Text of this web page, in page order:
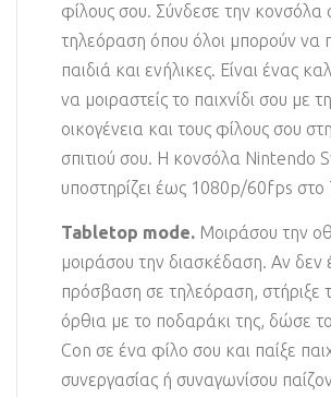
φίλους σου. Σύνδεσε την κονσόλα
τηλεόραση όπου όλοι μπορούν να
παιδιά και ενήλικες. Είναι ένας
να μοιραστείς το παιχνίδι σου με
οικογένεια και τους φίλους σου
σπιτιού σου. Η κονσόλα Nintendo
υποστηρίζει έως 1080p/60fps στο
Tabletop mode. Μοιράσου την
μοιράσου την διασκέδαση. Αν δεν
πρόσβαση σε τηλεόραση, στήριξε
όρθια με το ποδαράκι της, δώσε
Con σε ένα φίλο σου και παίξε
συνεργασίας ή συναγωνίσου